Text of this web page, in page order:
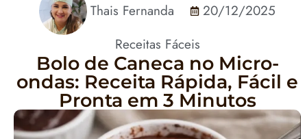
Thais Fernanda
20/12/2025
Receitas Fáceis
Bolo de Caneca no Micro-
ondas: Receita Rápida, Fácil e
Pronta em 3 Minutos